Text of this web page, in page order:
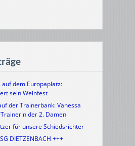
dem Europaplatz:
sein Weinfest
der Trainerbank: Vanessa
der 2. Damen
für unsere Schiedsrichter
DIETZENBACH +++